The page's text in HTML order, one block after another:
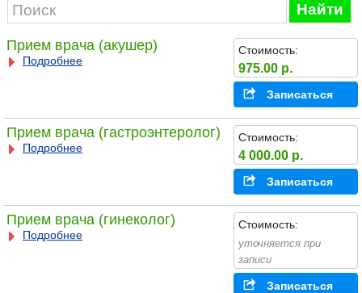
Найти
Прием врача (акушер)
Подробнее
Стоимость:
975.00 р.
Записаться
Прием врача (гастроэнтеролог)
Подробнее
Стоимость:
4 000.00 р.
Записаться
Прием врача (гинеколог)
Подробнее
Стоимость:
уточняется при
записи
Записаться